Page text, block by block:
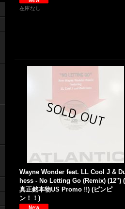
在庫なし
Wayne Wonder feat. LL Cool J &
hess - No Letting Go (Remix) (12'')
真正銘本物US Promo !!) (ピンピ
ン！！)